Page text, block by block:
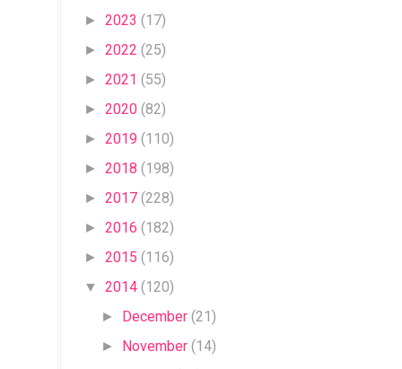
► 2023 (17)
► 2022 (25)
► 2021 (55)
► 2020 (82)
► 2019 (110)
► 2018 (198)
► 2017 (228)
► 2016 (182)
► 2015 (116)
▼ 2014 (120)
► December (21)
► November (14)